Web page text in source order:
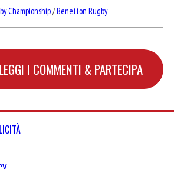
Championship/Benetton Rugby
I COMMENTI & PARTECIPA